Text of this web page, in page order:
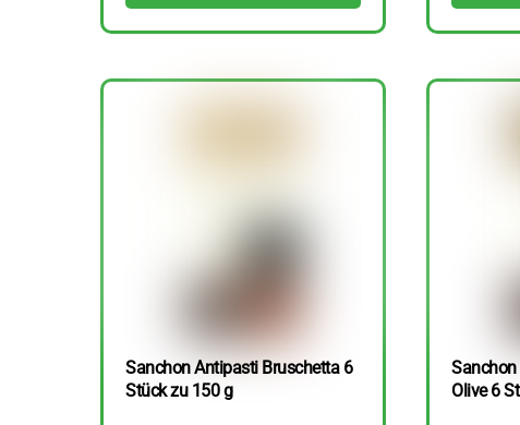
Sanchon Antipasti Bruschetta 6
Stück zu 150 g
Olive 6